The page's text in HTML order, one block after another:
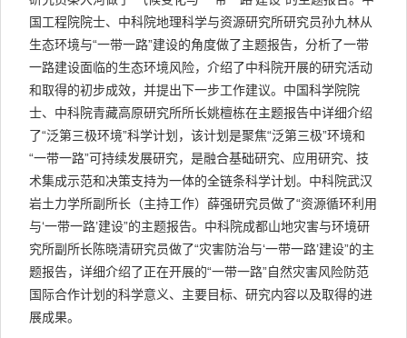
国工程院院士、中科院地理科学与资源研究所研究员孙九林从
生态环境与“一带一路”建设的角度做了主题报告，分析了一带
一路建设面临的生态环境风险，介绍了中科院开展的研究活动
和取得的初步成效，并提出下一步工作建议。中国科学院院
士、中科院青藏高原研究所所长姚檀栋在主题报告中详细介绍
了“泛第三极环境”科学计划，该计划是聚焦“泛第三极”环境和
“一带一路”可持续发展研究，是融合基础研究、应用研究、技
术集成示范和决策支持为一体的全链条科学计划。中科院武汉
岩土力学所副所长（主持工作）薛强研究员做了“资源循环利用
与‘一带一路’建设”的主题报告。中科院成都山地灾害与环境研
究所副所长陈晓清研究员做了“灾害防治与‘一带一路’建设”的主
题报告，详细介绍了正在开展的“一带一路”自然灾害风险防范
国际合作计划的科学意义、主要目标、研究内容以及取得的进
展成果。